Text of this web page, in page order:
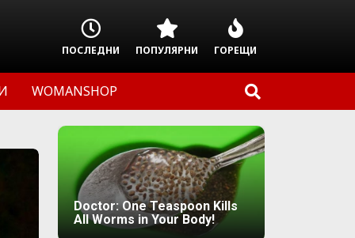
ПОСЛЕДНИ ПОПУЛЯРНИ ГОРЕЩИ
WOMANSHOP
Doctor: One Teaspoon Kills
All Worms in Your Body!